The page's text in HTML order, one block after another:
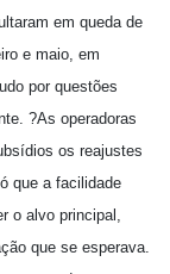
em queda de
e maio, em
por questões
?As operadoras
os reajustes
que a facilidade
o alvo principal,
que se esperava.